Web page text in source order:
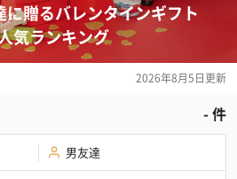
に贈るバレンタインギフト
気ランキング
2026年8月5日更新
-件
男友達